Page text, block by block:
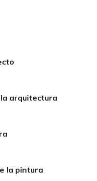
arquitectura
la pintura